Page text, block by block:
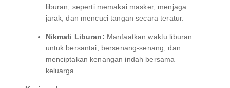
liburan, seperti memakai masker, menjaga
jarak, dan mencuci tangan secara teratur.
Nikmati Liburan: Manfaatkan waktu liburan
untuk bersantai, bersenang-senang, dan
menciptakan kenangan indah bersama
keluarga.